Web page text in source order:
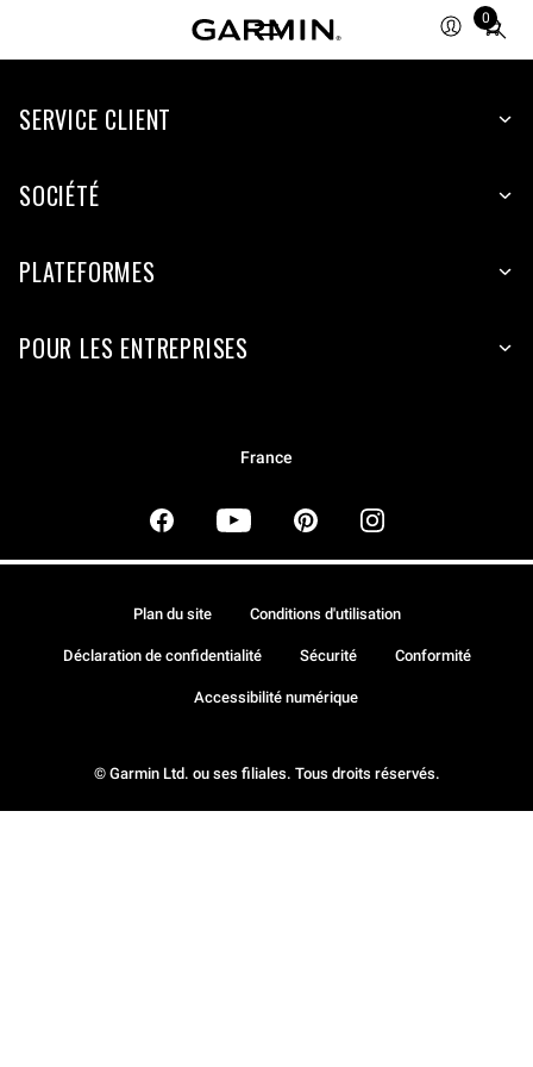
0
Total
items
cart:
SERVICE CLIENT
SOCIÉTÉ
PLATEFORMES
POUR LES ENTREPRISES
France
© Garmin Ltd. ou ses filiales. Tous droits réservés.
Plan du site Conditions d'utilisation
Déclaration de confidentialité Sécurité Conformité
Accessibilité numérique